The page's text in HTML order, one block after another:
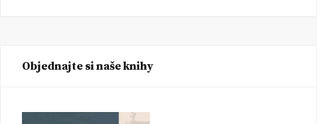
Objednajte si naše knihy